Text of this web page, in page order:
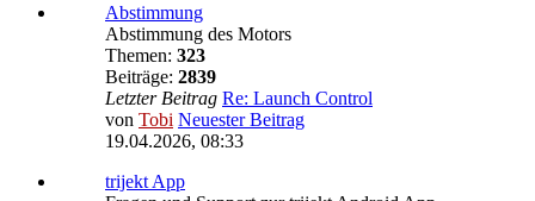
Abstimmung
Abstimmung des Motors
Themen: 323
Beiträge: 2839
Letzter Beitrag Re: Launch Control
von Tobi Neuester Beitrag
19.04.2026, 08:33
trijekt App